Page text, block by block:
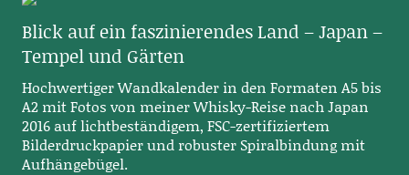
Blick auf ein faszinierendes Land – Japan –
Tempel und Gärten
Hochwertiger Wandkalender in den Formaten A5 bis
A2 mit Fotos von meiner Whisky-Reise nach Japan
2016 auf lichtbeständigem, FSC-zertifiziertem
Bilderdruckpapier und robuster Spiralbindung mit
Aufhängebügel.